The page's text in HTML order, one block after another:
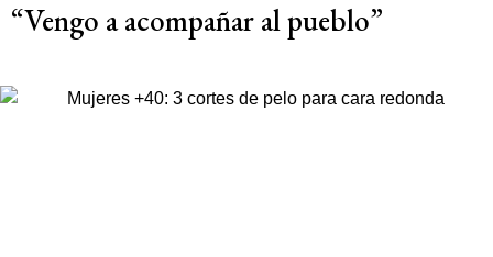
“Vengo a acompañar al pueblo”